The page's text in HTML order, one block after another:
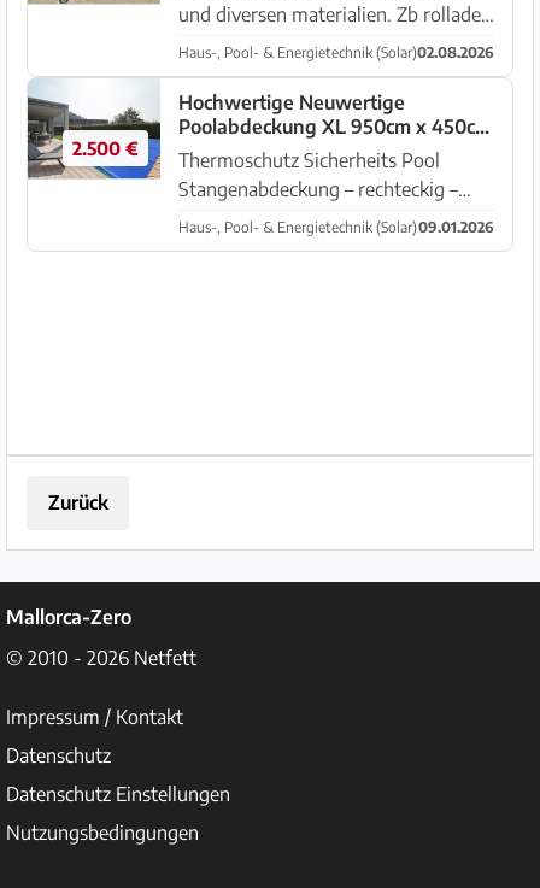
und diversen materialien. Zb rolladen
pvc abdeckung in weiß blau beige
oder schwarz mit Manueller fest
installierter rolle für 8x4 meter pool
zb 4444 euro Oder...
Haus-, Pool- & Energietechnik (Solar)02.08.2026
2.500 €
Hochwertige Neuwertige
Poolabdeckung XL 950cm x 450cm
Hellblau
Thermoschutz Sicherheits Pool
Stangenabdeckung – rechteckig –
950 cm x 450 xm
Die Rollabdeckung ist
Haus-, Pool- & Energietechnik (Solar)09.01.2026
Zurück
Mallorca-Zero
© 2010 - 2026 Netfett
Impressum / Kontakt
Datenschutz
Datenschutz Einstellungen
Nutzungsbedingungen